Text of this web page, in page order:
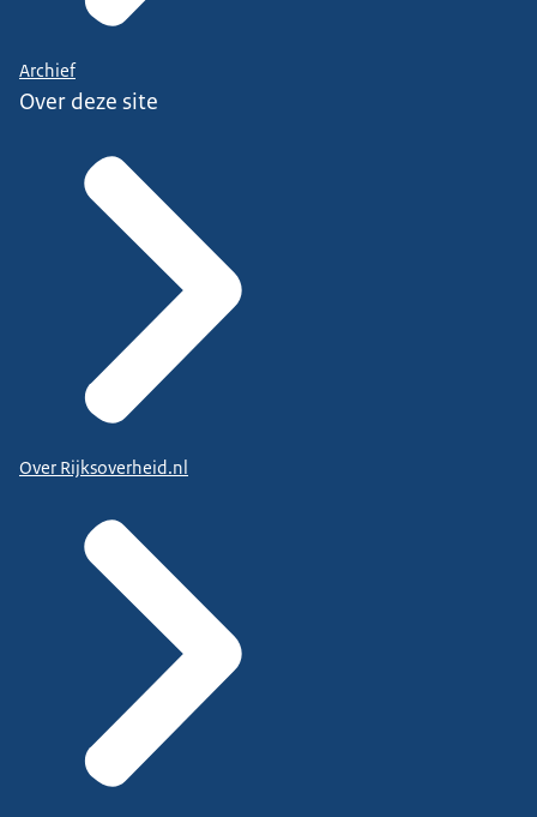
Archief
Over deze site
Over Rijksoverheid.nl